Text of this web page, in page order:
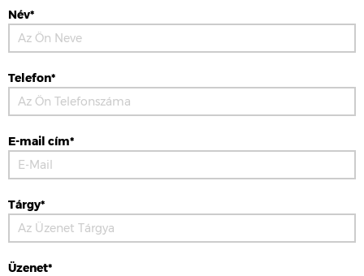
Név*
Telefon*
E-mail cím*
Tárgy*
Üzenet*